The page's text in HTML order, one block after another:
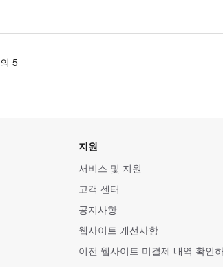
의 5
지원
서비스 및 지원
고객 센터
공지사항
웹사이트 개선사항
이전 웹사이트 미결제 내역 확인